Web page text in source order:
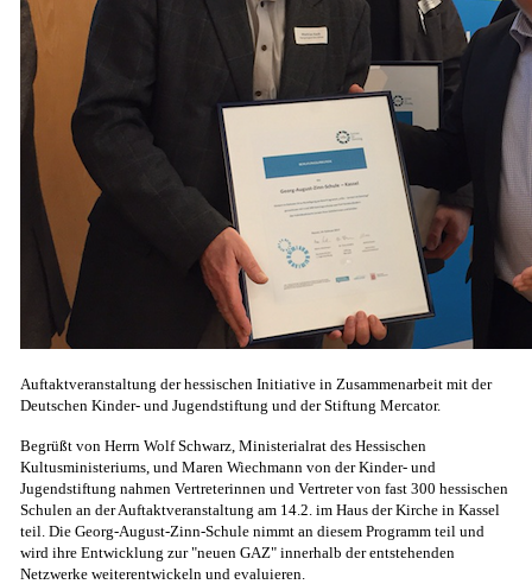
Auftaktveranstaltung der hessischen Initiative in Zusammenarbeit mit der
Deutschen Kinder- und Jugendstiftung und der Stiftung Mercator.
Begrüßt von Herrn Wolf Schwarz, Ministerialrat des Hessischen
Kultusministeriums, und Maren Wiechmann von der Kinder- und
Jugendstiftung nahmen Vertreterinnen und Vertreter von fast 300 hessischen
Schulen an der Auftaktveranstaltung am 14.2. im Haus der Kirche in Kassel
teil. Die Georg-August-Zinn-Schule nimmt an diesem Programm teil und
wird ihre Entwicklung zur "neuen GAZ" innerhalb der entstehenden
Netzwerke weiterentwickeln und evaluieren.